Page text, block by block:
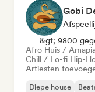
Gobi
&gt; 9800
Afro Huis /
Chill / Lo-fi Hip-
Artiesten
Diepe house